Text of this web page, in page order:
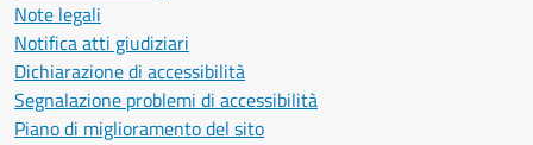
Note legali
Notifica atti giudiziari
Dichiarazione di accessibilità
Segnalazione problemi di accessibilità
Piano di miglioramento del sito